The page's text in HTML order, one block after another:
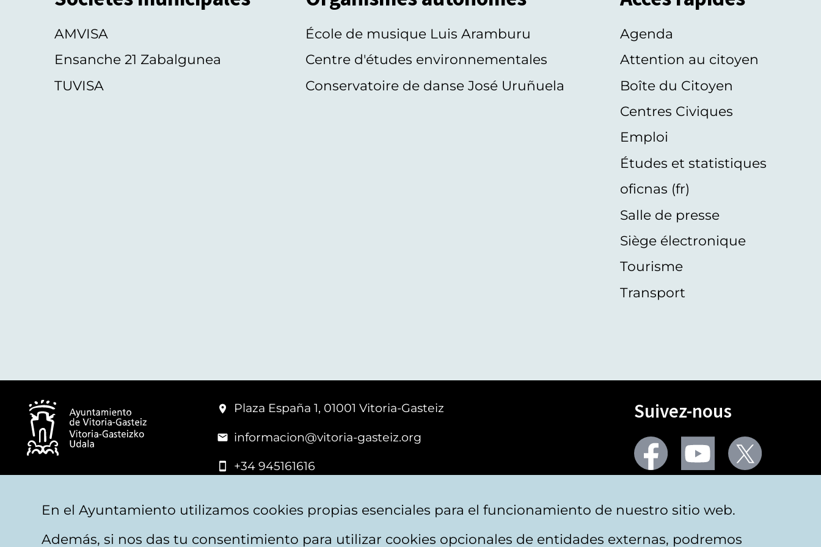
AMVISA
Ensanche 21 Zabalgunea
TUVISA
École de musique Luis Aramburu
Centre d'études environnementales
Conservatoire de danse José Uruñuela
Agenda
Attention au citoyen
Boîte du Citoyen
Centres Civiques
Emploi
Études et statistiques
oficnas (fr)
Salle de presse
Siège électronique
Tourisme
Transport
Plaza España 1, 01001 Vitoria-Gasteiz
informacion@vitoria-gasteiz.org
+34 945161616
Suivez-nous
Facebook Youtube
En el Ayuntamiento utilizamos cookies propias esenciales para el funcionamiento de nuestro sitio web.
Además, si nos das tu consentimiento para utilizar cookies opcionales de entidades externas, podremos